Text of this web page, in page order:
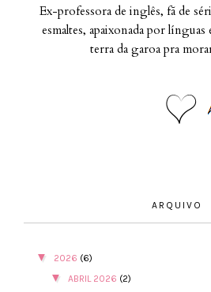
Ex-professora de inglês, fã de
esmaltes, apaixonada por línguas
terra da garoa pra
ARQUIVO
▼ 2026 (6)
▼ ABRIL 2026 (2)